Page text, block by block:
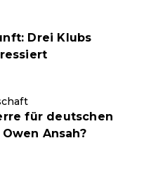
Drei Klubs
für deutschen
Ansah?